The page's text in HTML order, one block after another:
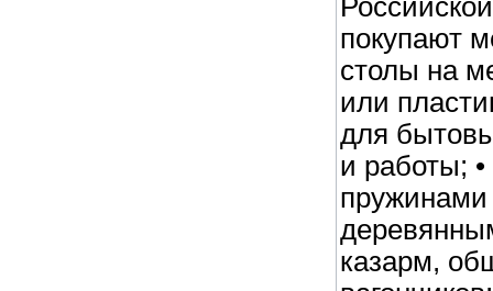
покупают
столы на
или
для
и работы;
казарм,